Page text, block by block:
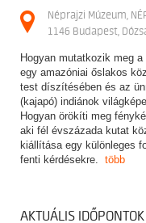
Néprajzi Múzeum,
1146 Budapest,
Hogyan mutatkozik meg
egy amazóniai őslakos
test díszítésében és az
(kajapó) indiánok
Hogyan örökíti meg
aki fél évszázada kutat
kiállítása egy különleges
fenti kérdésekre. több
AKTUÁLIS IDŐPONTOK